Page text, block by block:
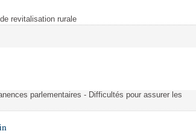
revitalisation rurale
parlementaires - Difficultés pour assurer les